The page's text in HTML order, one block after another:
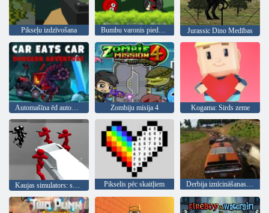
Pikseļu izdzīvošana Bumbu varonis piedzīvojums: sarkans lielība bumbu Jurassic Dino Medības
Automašīna ēd automašīnu 5 Zombiju misija 4 Kogama: Sirds zeme
Pikselis pēc skaitļiem Derbija iznīcināšanas simulators